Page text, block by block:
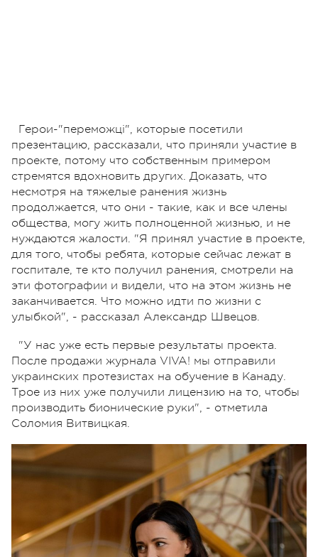
Герои-"переможці", которые посетили
презентацию, рассказали, что приняли участие в
проекте, потому что собственным примером
стремятся вдохновить других. Доказать, что
несмотря на тяжелые ранения жизнь
продолжается, что они - такие, как и все члены
общества, могу жить полноценной жизнью, и не
нуждаются жалости. "Я принял участие в проекте,
для того, чтобы ребята, которые сейчас лежат в
госпитале, те кто получил ранения, смотрели на
эти фотографии и видели, что на этом жизнь не
заканчивается. Что можно идти по жизни с
улыбкой", - рассказал Александр Швецов.
"У нас уже есть первые результаты проекта.
После продажи журнала VIVA! мы отправили
украинских протезистах на обучение в Канаду.
Трое из них уже получили лицензию на то, чтобы
производить бионические руки", - отметила
Соломия Витвицкая.